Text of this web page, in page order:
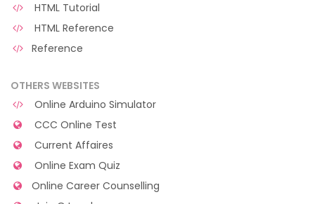
HTML Tutorial
HTML Reference
Reference
OTHERS WEBSITES
Online Arduino Simulator
CCC Online Test
Current Affaires
Online Exam Quiz
Online Career Counselling